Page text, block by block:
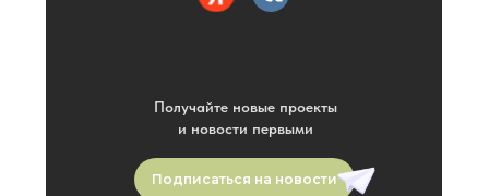
Получайте новые проекты
и новости первыми
Подписаться на новости